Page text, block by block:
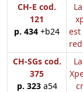
CH-E cod.
121
p. 434 +b24
est
CH-SGs cod.
375
p. 323a54